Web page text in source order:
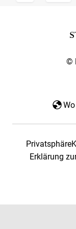
©
Privatsphäre
Erklärung